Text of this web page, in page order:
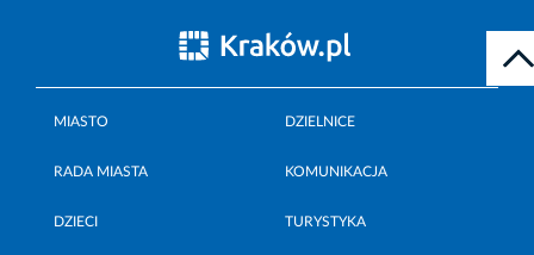
MIASTO DZIELNICE
RADA MIASTA KOMUNIKACJA
DZIECI TURYSTYKA